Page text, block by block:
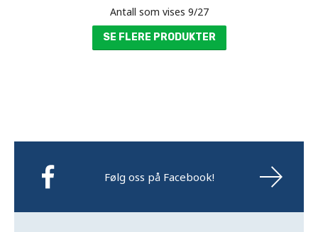
Antall som vises 9/27
SE FLERE PRODUKTER
Følg oss på Facebook!